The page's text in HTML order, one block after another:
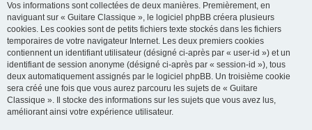
Vos informations sont collectées de deux manières. Premièrement, en
naviguant sur « Guitare Classique », le logiciel phpBB créera plusieurs
cookies. Les cookies sont de petits fichiers texte stockés dans les fichiers
temporaires de votre navigateur Internet. Les deux premiers cookies
contiennent un identifiant utilisateur (désigné ci-après par « user-id ») et un
identifiant de session anonyme (désigné ci-après par « session-id »), tous
deux automatiquement assignés par le logiciel phpBB. Un troisième cookie
sera créé une fois que vous aurez parcouru les sujets de « Guitare
Classique ». Il stocke des informations sur les sujets que vous avez lus,
améliorant ainsi votre expérience utilisateur.